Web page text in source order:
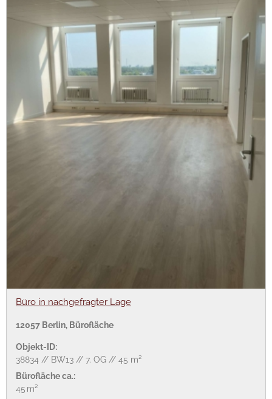
Büro in nachgefragter Lage
12057 Berlin, Bürofläche
Objekt-ID:
38834 // BW13 // 7. OG // 45 m²
Bürofläche ca.:
45 m²